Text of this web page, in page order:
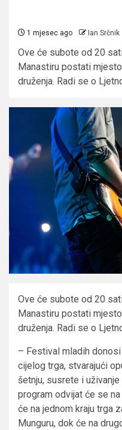
1 mjesec ago Ian Srčnik
Ove će subote od 20
Manastiru postati
druženja. Radi se o
Ove će subote od 20
Manastiru postati
druženja. Radi se o
– Festival mladih
cijelog trga, stvarajući
šetnju, susrete i
program odvijat će se
će na jednom kraju trga
Munguru, dok će na